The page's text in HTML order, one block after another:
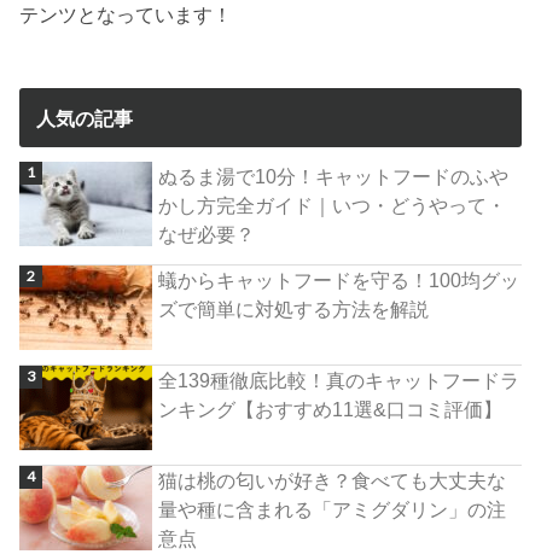
テンツとなっています！
人気の記事
ぬるま湯で10分！キャットフードのふや
かし方完全ガイド｜いつ・どうやって・
なぜ必要？
蟻からキャットフードを守る！100均グッ
ズで簡単に対処する方法を解説
全139種徹底比較！真のキャットフードラ
ンキング【おすすめ11選&口コミ評価】
猫は桃の匂いが好き？食べても大丈夫な
量や種に含まれる「アミグダリン」の注
意点